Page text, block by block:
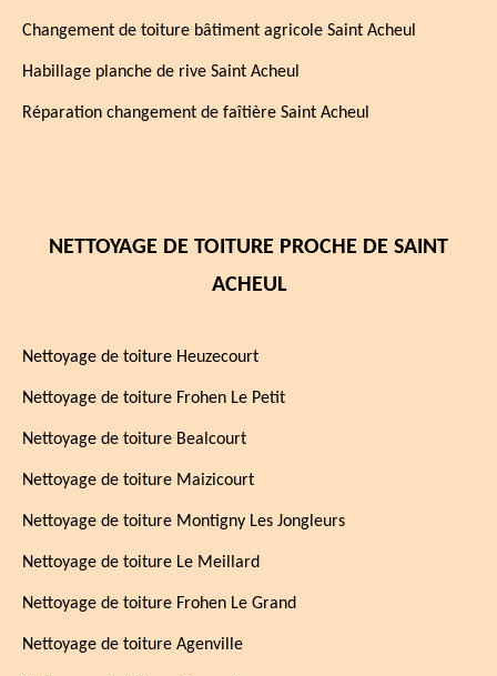
Changement de toiture bâtiment agricole Saint Acheul
Habillage planche de rive Saint Acheul
Réparation changement de faîtière Saint Acheul
NETTOYAGE DE TOITURE PROCHE DE SAINT
ACHEUL
Nettoyage de toiture Heuzecourt
Nettoyage de toiture Frohen Le Petit
Nettoyage de toiture Bealcourt
Nettoyage de toiture Maizicourt
Nettoyage de toiture Montigny Les Jongleurs
Nettoyage de toiture Le Meillard
Nettoyage de toiture Frohen Le Grand
Nettoyage de toiture Agenville